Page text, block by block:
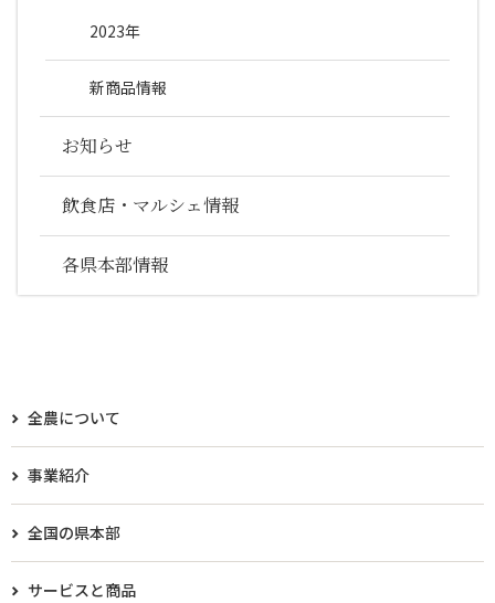
2023年
新商品情報
お知らせ
飲食店・マルシェ情報
各県本部情報
全農について
事業紹介
全国の県本部
サービスと商品